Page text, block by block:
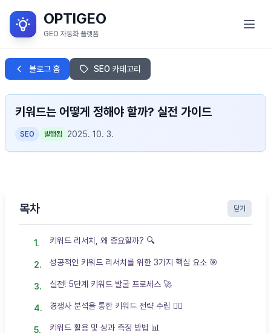
OPTIGEO
GEO 자동화 플랫폼
GEO란?
서비스 목적
OPTIGEO 소개
로그인
블로그 홈 SEO 카테고리
키워드는 어떻게 정해야 할까? 실전 가이드
SEO 발행됨 2025. 10. 3.
목차 닫기
키워드 리서치, 왜 중요할까? 🔍
성공적인 키워드 리서치를 위한 3가지 핵심 요소 🎯
실전! 5단계 키워드 발굴 프로세스 🚀
경쟁사 분석을 통한 키워드 전략 수립 🕵️‍♂️
키워드 활용 및 성과 측정 방법 📊